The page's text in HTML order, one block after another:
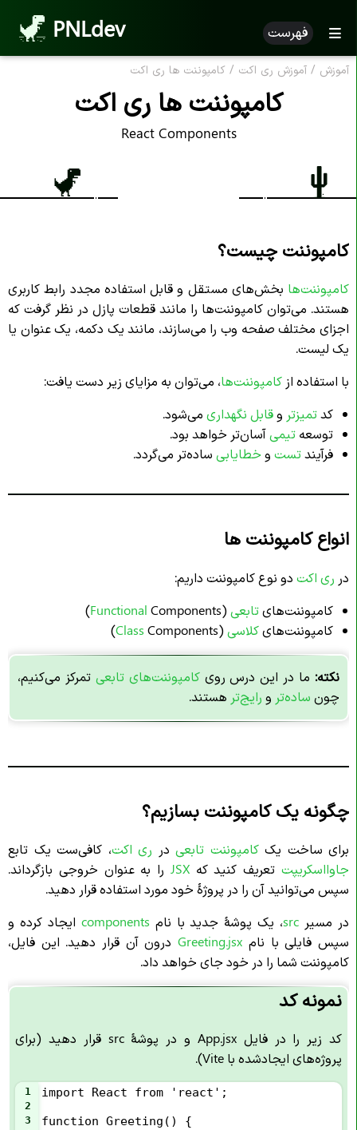
PNLdev فهرست
آموزش / آموزش ری اکت / کامپوننت‌ ها ری‌ اکت
کامپوننت‌ ها ری‌ اکت
React Components
کامپوننت چیست؟
کامپوننت‌ها بخش‌های مستقل و قابل استفاده مجدد رابط کاربری
هستند. می‌توان کامپوننت‌ها را مانند قطعات پازل در نظر گرفت که
اجزای مختلف صفحه وب را می‌سازند، مانند یک دکمه، یک عنوان یا
یک لیست.
با استفاده از کامپوننت‌ها، می‌توان به مزایای زیر دست یافت:
کدتمیزتر وقابل نگهداری می‌شود.
توسعه تیمی آسان‌تر خواهد بود.
فرآیندتست و خطایابی ساده‌تر می‌گردد.
انواع کامپوننت ها
در ری اکت دو نوع کامپوننت داریم:
کامپوننت‌هایتابعی (
Functional Components)
کامپوننت‌هایکلاسی (
Class Components)
نکته: ما در این درس رویکامپوننت‌های تابعی تمرکز می‌کنیم،
چون ساده‌تر و رایج‌تر هستند.
چگونه یک کامپوننت بسازیم؟
برای ساخت یککامپوننت تابعی در ری اکت، کافی‌ست یک تابع
جاوااسکریپتتعریف کنید کهJSX را به عنوان خروجی بازگرداند.
سپس می‌توانید آن را در پروژهٔ خود مورد استفاده قرار دهید.
در مسیر src، یک پوشهٔ جدید با نام components ایجاد کرده و
سپس فایلی با نام Greeting.jsxدرون آن قرار دهید. این فایل،
کامپوننت‌ شما را در خود جای خواهد داد.
نمونه کد
کد زیر را در فایل App.jsx و در پوشهٔ src قرار دهید (برای
پروژه‌های ایجادشده با Vite).
1 import React from 'react';
2
3
function Greeting() {